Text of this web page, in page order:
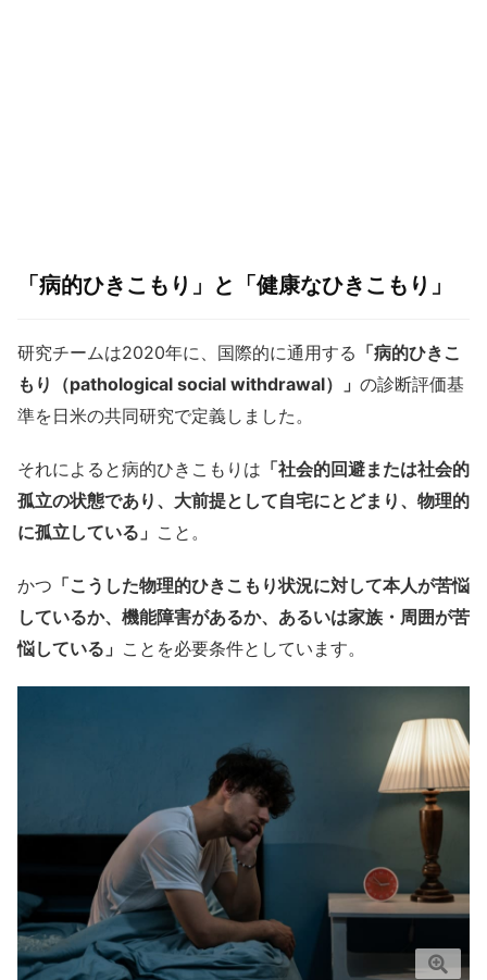
「病的ひきこもり」と「健康なひきこもり」
研究チームは2020年に、国際的に通用する 「病的ひきこ
もり（pathological social withdrawal）」 の診断評価基
準を日米の共同研究で定義しました。
それによると病的ひきこもりは 「社会的回避または社会的
孤立の状態であり、大前提として自宅にとどまり、物理的
に孤立している」 こと。
かつ 「こうした物理的ひきこもり状況に対して本人が苦悩
しているか、機能障害があるか、あるいは家族・周囲が苦
悩している」 ことを必要条件としています。